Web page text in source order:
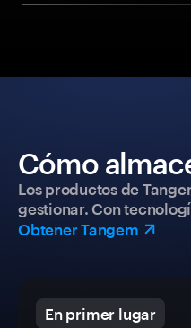
Cómo
Los productos de
gestionar. Con
Obtener Tangem
En primer lugar